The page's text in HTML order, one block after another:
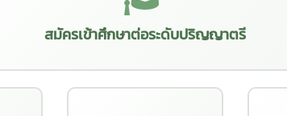
สมัครเข้าศึกษาต่อระดับปริญญาตรี